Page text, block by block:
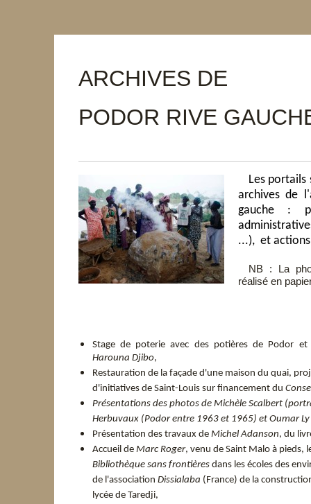
ARCHIVES
PODOR RIVE
Les portails
archives de
gauche :
...), et actions
NB : La
réalisé en
Stage de poterie avec des potières de Podor
Harouna Djibo,
Restauration de la façade d'une maison du quai,
d'initiatives de Saint-Louis sur financement du
Présentations des photos de Michèle Scalbert
Herbuvaux (Podor entre 1963 et 1965) et Oumar
Présentation des travaux deMichel Adanson, du
Accueil deMarc Roger, venu de Saint Malo à pieds,
Bibliothèque sans frontièresdans les écoles des
de l'association Dissialaba (France) de la
lycée de Taredji,